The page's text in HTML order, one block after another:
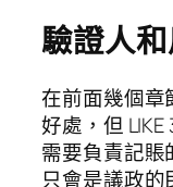
驗證人
在前面幾個章
好處，但
需要負責記賬
只會是議政